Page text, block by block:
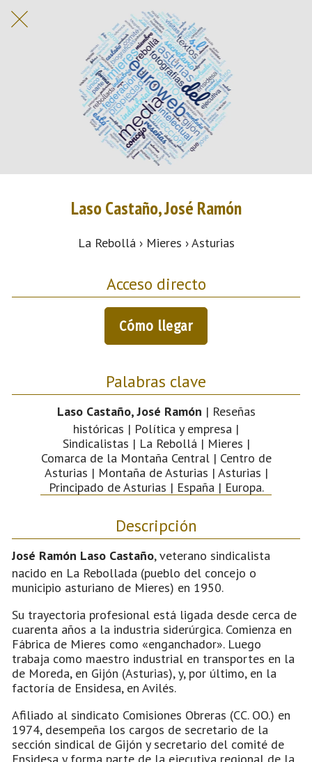
Laso Castaño, José Ramón
La Rebollá › Mieres › Asturias
Acceso directo
Cómo llegar
Palabras clave
Laso Castaño, José Ramón | Reseñas
históricas | Política y empresa |
Sindicalistas | La Rebollá | Mieres |
Comarca de la Montaña Central | Centro de
Asturias | Montaña de Asturias | Asturias |
Principado de Asturias | España | Europa.
Descripción
José Ramón Laso Castaño, veterano sindicalista
nacido en La Rebollada (pueblo del concejo o
municipio asturiano de Mieres) en 1950.
Su trayectoria profesional está ligada desde cerca de
cuarenta años a la industria siderúrgica. Comienza en
Fábrica de Mieres como «enganchador». Luego
trabaja como maestro industrial en transportes en la
de Moreda, en Gijón (Asturias), y, por último, en la
factoría de Ensidesa, en Avilés.
Afiliado al sindicato Comisiones Obreras (CC. OO.) en
1974, desempeña los cargos de secretario de la
sección sindical de Gijón y secretario del comité de
Ensidesa y forma parte de la ejecutiva regional de la